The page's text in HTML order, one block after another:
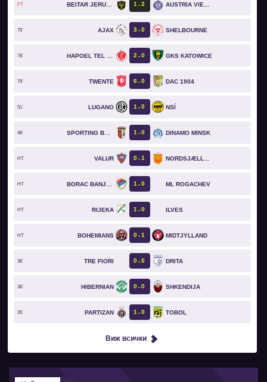
FT BEITAR JERUSALEM 1 2
79` AJAX 3 0 SHELBOURNE
78` 2 0 GKS KATOWICE
79` TWENTE 6 0 DAC 1904
51` LUGANO 1 0 NSÍ
48` SPORTING BRAGA 1 0 DINAMO MINSK
HT VALUR 0 1
HT 1 0 ML ROGACHEV
HT RIJEKA 1 0 ILVES
HT BOHEMIANS 0 1 MIDTJYLLAND
38` TRE FIORI 0 0 DRITA
38` HIBERNIAN 0 0 SHKENDIJA
35` PARTIZAN 1 0 TOBOL
Виж всички